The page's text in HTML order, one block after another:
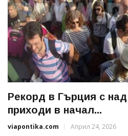
Рекорд в Гърция с
приходи в начал...
viapontika.com Април 24, 2026